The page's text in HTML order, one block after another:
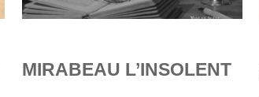
MIRABEAU L’INSOLENT